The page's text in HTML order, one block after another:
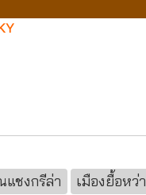
แชงกรีล่า เมืองยื้อหว่า